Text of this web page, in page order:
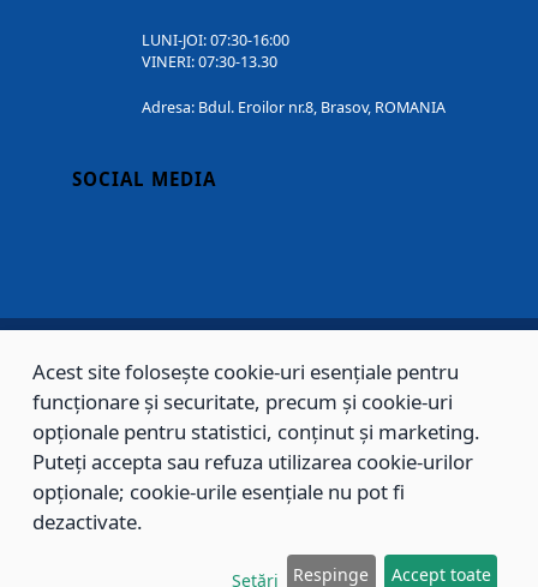
LUNI-JOI: 07:30-16:00
VINERI: 07:30-13.30
Adresa: Bdul. Eroilor nr.8, Brasov, ROMANIA
SOCIAL MEDIA
Copyright © 2002 - 2026 - PRIMĂRIA MUNICIPIULUI BRAȘOV, toate drepturile
rezervate.
Sitemap Contact
Acest site folosește cookie-uri esențiale pentru
funcționare și securitate, precum și cookie-uri
opționale pentru statistici, conținut și marketing.
Puteți accepta sau refuza utilizarea cookie-urilor
opționale; cookie-urile esențiale nu pot fi
dezactivate.
Setări Respinge Accept toate